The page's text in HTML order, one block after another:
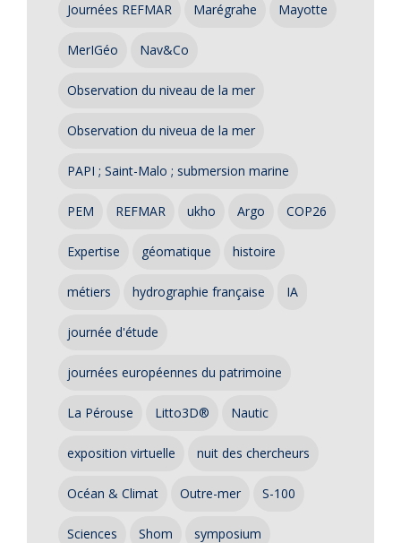
Journées REFMAR Marégrahe Mayotte
MerIGéo Nav&Co
Observation du niveau de la mer
Observation du niveua de la mer
PAPI ; Saint-Malo ; submersion marine
PEM REFMAR ukho Argo COP26
Expertise géomatique histoire
métiers hydrographie française IA
journée d'étude
journées européennes du patrimoine
La Pérouse Litto3D® Nautic
exposition virtuelle nuit des chercheurs
Océan & Climat Outre-mer S-100
Sciences Shom symposium